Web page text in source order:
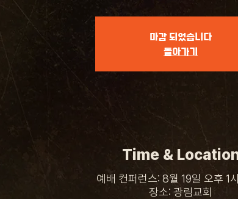
마감 되었습니다
돌아가기
Time &
예배 컨퍼런스: 8월 19일 오후 1
장소: 광림교회